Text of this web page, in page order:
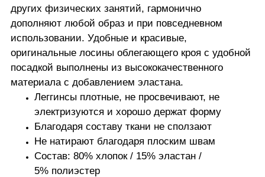
других физических занятий, гармонично
дополняют любой образ и при повседневном
использовании. Удобные и красивые,
оригинальные лосины облегающего кроя с удобной
посадкой выполнены из высококачественного
материала с добавлением эластана.
Леггинсы плотные, не просвечивают, не
электризуются и хорошо держат форму
Благодаря составу ткани не сползают
Не натирают благодаря плоским швам
Состав: 80% хлопок / 15% эластан /
5% полиэстер